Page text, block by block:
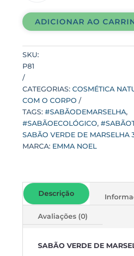
MARSELHA
300GADICIONAR AO
SKU:
P81
CATEGORIAS: COSMÉTICA
COM O CORPO
TAGS: #SABÃODEMARSELHA,
#SABÃOECOLÓGICO,
SABÃO VERDE DE MARSELHA
MARCA: EMMA NOEL
Descrição
Avaliações (0)
SABÃO VERDE DE